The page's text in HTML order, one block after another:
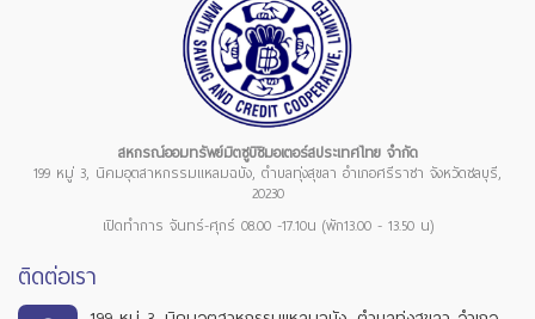
สหกรณ์ออมทรัพย์มิตซูบิชิมอเตอร์สประเทศไทย จำกัด
199 หมู่ 3, นิคมอุตสาหกรรมแหลมฉบัง, ตำบลทุ่งสุขลา อำเภอศรีราชา จังหวัดชลบุรี,
20230
เปิดทำการ จันทร์-ศุกร์ 08.00 -17.10น (พัก13.00 - 13.50 น)
ติดต่อเรา